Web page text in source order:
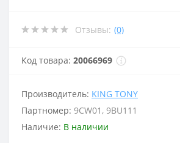
Отзывы: (0)
Код товара: 20066969
Производитель: KING TONY
Партномер: 9CW01, 9BU111
Наличие: В наличии